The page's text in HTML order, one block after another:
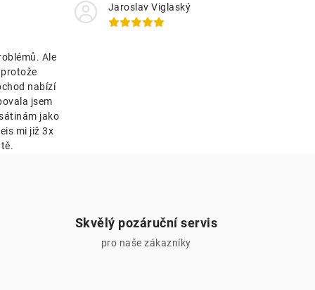
Ale
nabízí
jsem
jako
mi již 3x
Jaroslav Viglaský
Skvělý pozáruční servis
pro naše zákazníky